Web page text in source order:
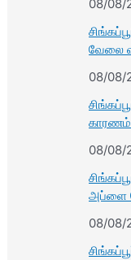
08/08/
வேலை
08/08/
08/08/
அப்ளை
08/08/